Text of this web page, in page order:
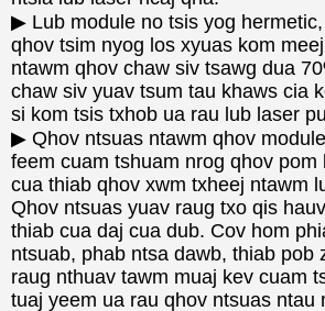
▶ Lub module no tsis yog
qhov tsim nyog los xyuas kom
ntawm qhov chaw siv tsawg dua
chaw siv yuav tsum tau khaws cia
si kom tsis txhob ua rau lub laser
▶ Qhov ntsuas ntawm qhov
feem cuam tshuam nrog qhov pom
cua thiab qhov xwm txheej ntawm
Qhov ntsuas yuav raug txo qis
thiab cua daj cua dub. Cov hom
ntsuab, phab ntsa dawb, thiab pob
raug nthuav tawm muaj kev cuam
tuaj yeem ua rau qhov ntsuas ntau